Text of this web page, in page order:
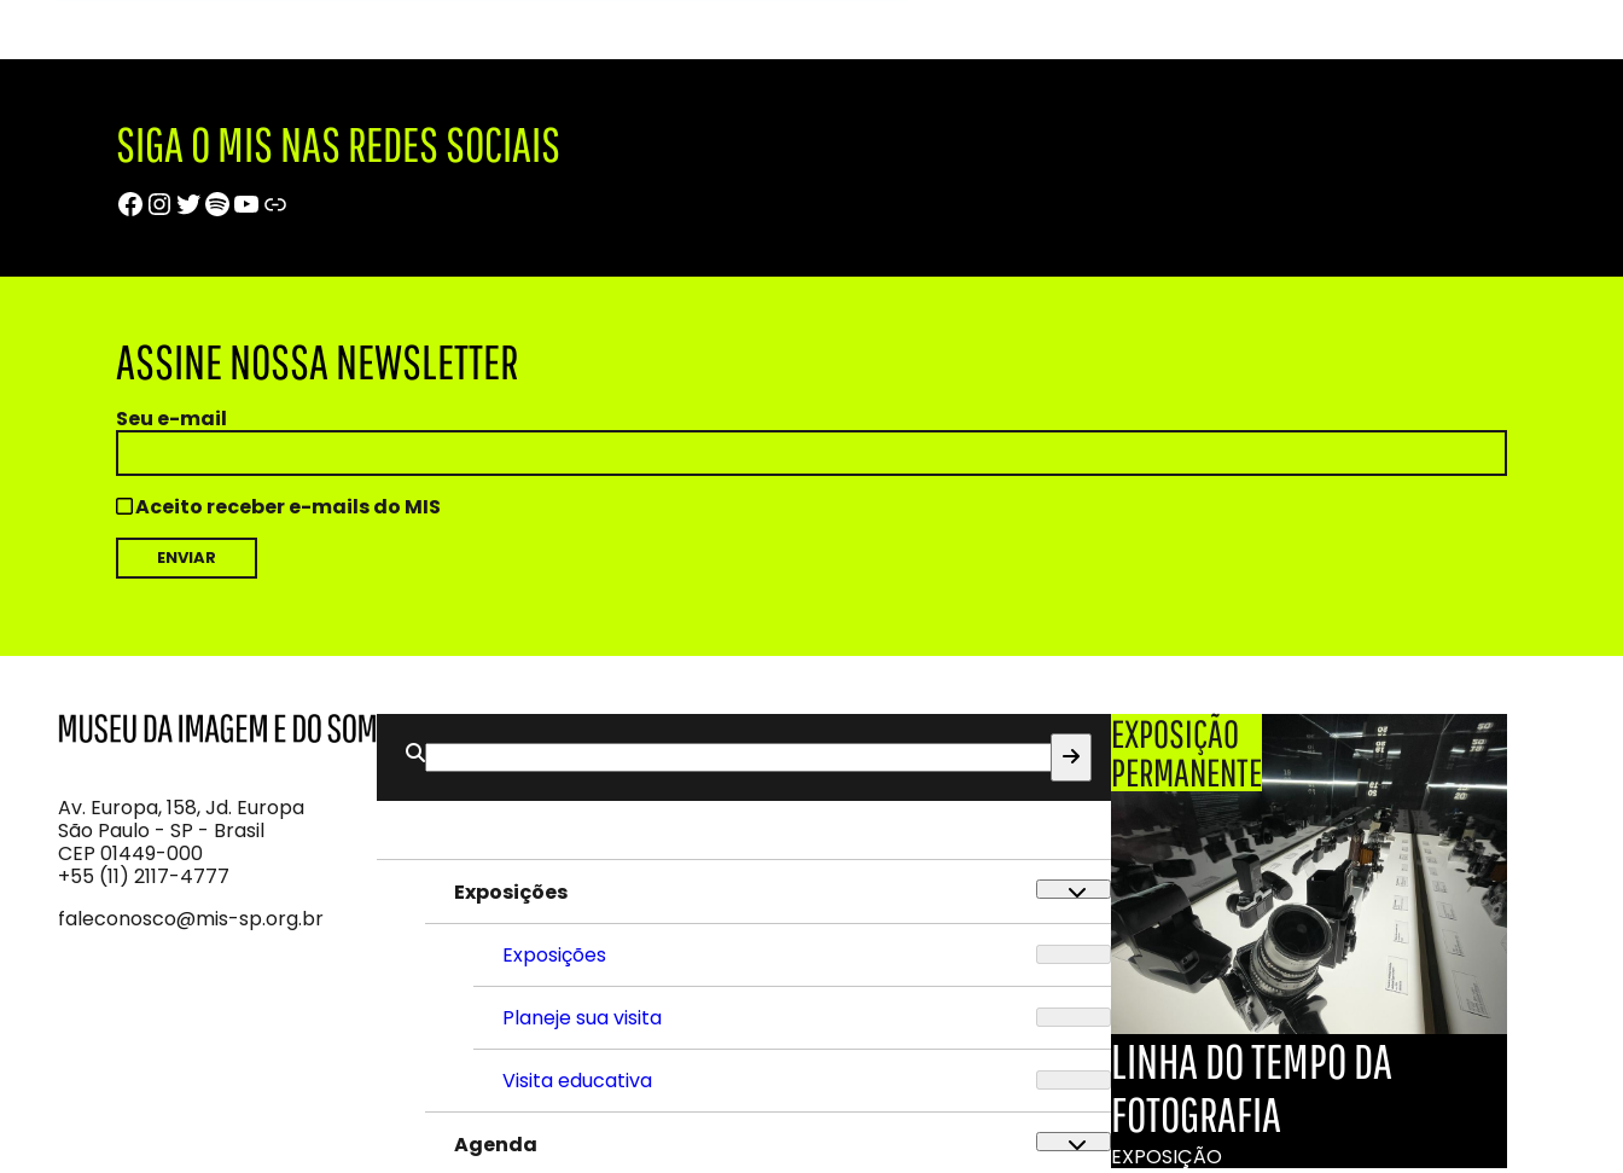
SIGA O MIS NAS REDES SOCIAIS
Facebook
Instagram
Twitter
Spotify
Youtube
Trip Advisor
ASSINE NOSSA NEWSLETTER
Seu e-mail
Aceito receber e-mails do MIS
Imagem
e
do
Som
Av. Europa, 158, Jd. Europa
São Paulo - SP - Brasil
CEP 01449-000
+55 (11) 2117-4777
faleconosco@mis-sp.org.br
Buscar
por:
Exposições
Exposições
Planeje sua visita
Visita educativa
Agenda
EXPOSIÇÃO
PERMANENTE
LINHA DO TEMPO DA
FOTOGRAFIA
EXPOSIÇÃO